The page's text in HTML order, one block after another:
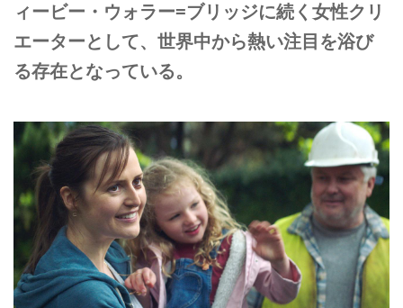
ィービー・ウォラー=ブリッジに続く女性クリ
エーターとして、世界中から熱い注目を浴び
る存在となっている。